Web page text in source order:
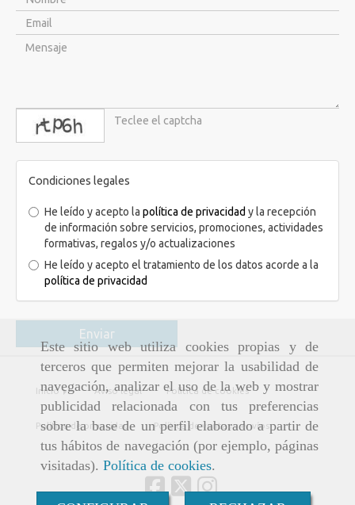
Este sitio web utiliza cookies propias y de
terceros que permiten mejorar la usabilidad de
navegación, analizar el uso de la web y mostrar
publicidad relacionada con tus preferencias
sobre la base de un perfil elaborado a partir de
tus hábitos de navegación (por ejemplo, páginas
visitadas). Política de cookies.
captcha
Condiciones legales
He leído y acepto la política de privacidad y la recepción
de información sobre servicios, promociones, actividades
formativas, regalos y/o actualizaciones
He leído y acepto el tratamiento de los datos acorde a la
política de privacidad
Enviar
Inicio Aviso legal Política de cookies
Política de privacidad Política de ventas y envíos